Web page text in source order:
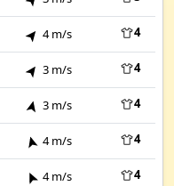
4 m/s 4
3 m/s 4
3 m/s 4
4 m/s 4
4 m/s 4